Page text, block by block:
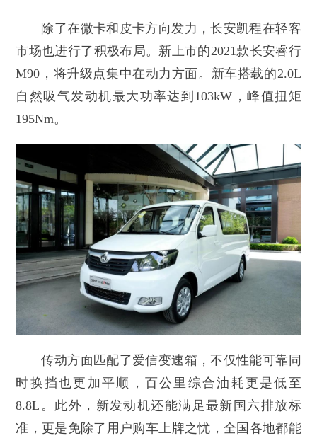
除了在微卡和皮卡方向发力，长安凯程在轻客
市场也进行了积极布局。新上市的2021款长安睿行
M90，将升级点集中在动力方面。新车搭载的2.0L
自然吸气发动机最大功率达到103kW，峰值扭矩
195Nm。
传动方面匹配了爱信变速箱，不仅性能可靠同
时换挡也更加平顺，百公里综合油耗更是低至
8.8L。此外，新发动机还能满足最新国六排放标
准，更是免除了用户购车上牌之忧，全国各地都能